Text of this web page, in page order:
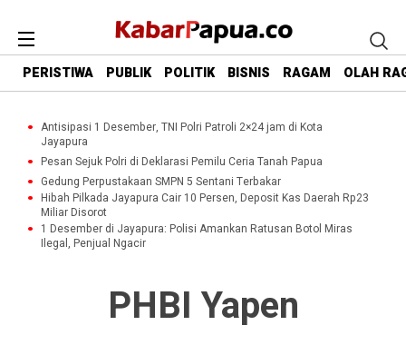
PERISTIWA PUBLIK POLITIK BISNIS RAGAM OLAH
Antisipasi 1 Desember, TNI Polri Patroli 2×24 jam di Kota
Jayapura
Pesan Sejuk Polri di Deklarasi Pemilu Ceria Tanah Papua
Gedung Perpustakaan SMPN 5 Sentani Terbakar
Hibah Pilkada Jayapura Cair 10 Persen, Deposit Kas Daerah Rp23
Miliar Disorot
1 Desember di Jayapura: Polisi Amankan Ratusan Botol Miras
Ilegal, Penjual Ngacir
PHBI Yapen